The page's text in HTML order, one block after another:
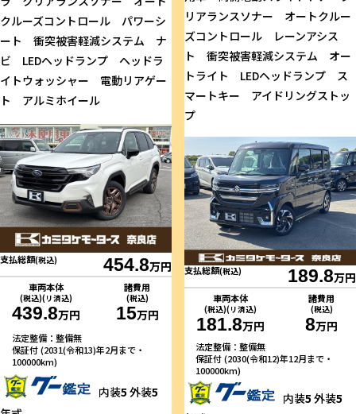
クルーズコントロール パワーシ
ート 衝突被害軽減システム ナ
ビ LEDヘッドランプ ヘッドラ
イトウォッシャー 電動リアゲー
ト アルミホイール
支払総額(税込) 454.8万円
車両本体
(税込)(リ済込)
439.8万円
諸費用
(税込)
15万円
法定整備：整備無
保証付 (2031(令和13)年2月まで・
100000km)
内装5 外装5
リアランスソナー オートクルー
ズコントロール レーンアシス
ト 衝突被害軽減システム オー
トライト LEDヘッドランプ ス
マートキー アイドリングストッ
プ
支払総額(税込) 189.8万円
車両本体
(税込)(リ済込)
181.8万円
諸費用
(税込)
8万円
法定整備：整備無
保証付 (2030(令和12)年12月まで・
100000km)
内装5 外装5